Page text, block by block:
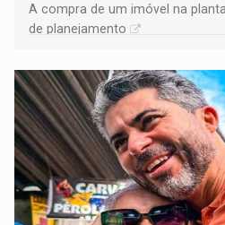
A compra de um imóvel na
de planejamento